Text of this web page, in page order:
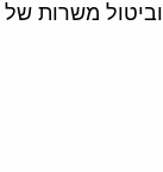
משרות